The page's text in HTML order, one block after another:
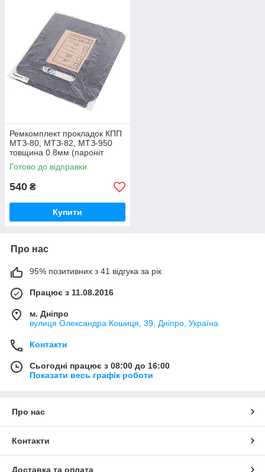
Ремкомплект прокладок КПП
МТЗ-80, МТЗ-82, МТЗ-950
товщина 0.8мм (пароніт
Україна) Р/к коробки передач
МТЗ
Готово до відправки
540 ₴
Купити
Про нас
95% позитивних з 41 відгука за рік
Працює з 11.08.2016
м. Дніпро
вулиця Олександра Кошиця, 39, Дніпро, Україна
Контакти
Сьогодні працює з 08:00 до 16:00
Показати весь графік роботи
Про нас
Контакти
Доставка та оплата